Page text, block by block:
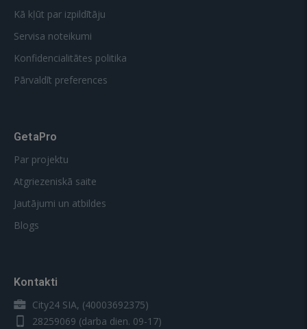
Kā kļūt par izpildītāju
Servisa noteikumi
Konfidencialitātes politika
Pārvaldīt preferences
GetaPro
Par projektu
Atgriezeniskā saite
Jautājumi un atbildes
Blogs
Kontakti
City24 SIA, (40003692375)
28259069 (darba dien. 09-17)